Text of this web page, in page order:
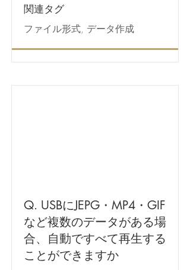
関連タグ
ファイル形式, データ作成
Q. USBにJEPG・MP4・GIF
など複数のデータがある場
合、自動ですべて再生する
ことができますか